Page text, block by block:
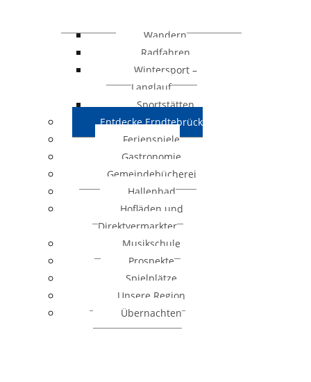
Wandern
Radfahren
Wintersport –
Langlauf
Sportstätten
Entdecke Erndtebrück
Ferienspiele
Gastronomie
Gemeindebücherei
Hallenbad
Hofläden und
Direktvermarkter
Musikschule
Prospekte
Spielplätze
Unsere Region
Übernachten